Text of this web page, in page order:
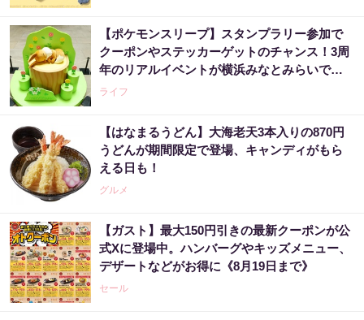
【ポケモンスリープ】スタンプラリー参加で
クーポンやステッカーゲットのチャンス！3周
年のリアルイベントが横浜みなとみらいで開
催中《8月23日まで》
ライフ
【はなまるうどん】大海老天3本入りの870円
うどんが期間限定で登場、キャンディがもら
える日も！
グルメ
【ガスト】最大150円引きの最新クーポンが公
式Xに登場中。ハンバーグやキッズメニュー、
デザートなどがお得に《8月19日まで》
セール